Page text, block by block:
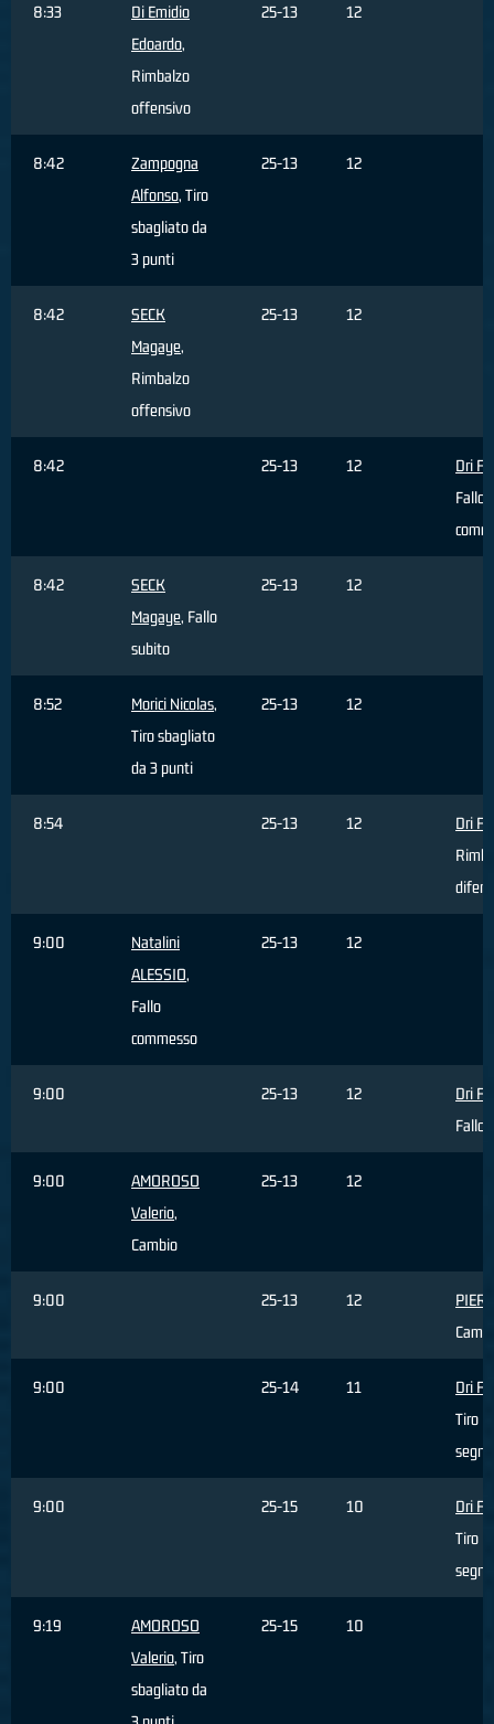
8:33
Di Emidio
Edoardo,
Rimbalzo
offensivo
25-13 12
8:42
Zampogna
Alfonso, Tiro
sbagliato da
3 punti
25-13 12
8:42
SECK
Magaye,
Rimbalzo
offensivo
25-13 12
8:42 25-13 12
Dri
Fallo
8:42
SECK
Magaye, Fallo
subito
25-13 12
8:52 Morici Nicolas,
Tiro sbagliato
da 3 punti
25-13 12
8:54 25-13 12
Dri
9:00
Natalini
ALESSIO,
Fallo
commesso
25-13 12
9:00 25-13 12
Dri
Fallo
9:00
AMOROSO
Valerio,
Cambio
25-13 12
9:00 25-13 12
9:00 25-14 11
Dri
Tiro
9:00 25-15 10
Dri
Tiro
9:19
AMOROSO
Valerio, Tiro
sbagliato da
25-15 10